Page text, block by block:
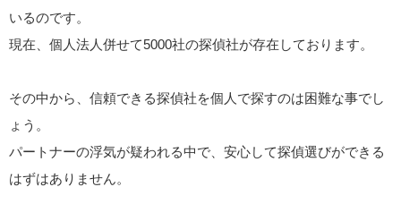
いるのです。
現在、個人法人併せて5000社の探偵社が存在しております。
その中から、信頼できる探偵社を個人で探すのは困難な事でし
ょう。
パートナーの浮気が疑われる中で、安心して探偵選びができる
はずはありません。